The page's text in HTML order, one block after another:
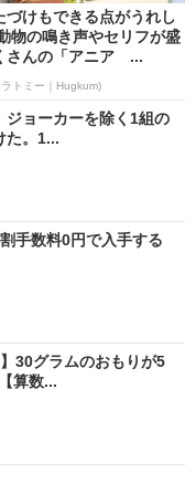
づけもできる点がうれし
物の鳴き声やセリフが盛
さんの「アニア ...
トミー｜Hugkum)
ジョーカーを除く1組の
た。1...
手数料0円で入手する
30グラムのおもりが5
算数...